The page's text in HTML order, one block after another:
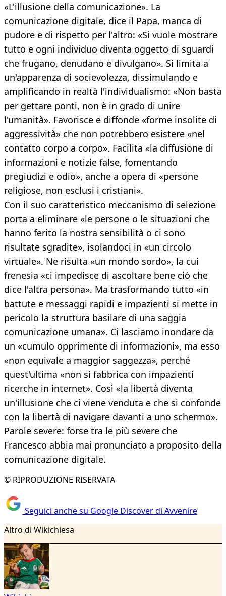
«L'illusione della comunicazione». La
comunicazione digitale, dice il Papa, manca di
pudore e di rispetto per l'altro: «Si vuole mostrare
tutto e ogni individuo diventa oggetto di sguardi
che frugano, denudano e divulgano». Si limita a
un'apparenza di socievolezza, dissimulando e
amplificando in realtà l'individualismo: «Non basta
per gettare ponti, non è in grado di unire
l'umanità». Favorisce e diffonde «forme insolite di
aggressività» che non potrebbero esistere «nel
contatto corpo a corpo». Facilita «la diffusione di
informazioni e notizie false, fomentando
pregiudizi e odio», anche a opera di «persone
religiose, non esclusi i cristiani».
Con il suo caratteristico meccanismo di selezione
porta a eliminare «le persone o le situazioni che
hanno ferito la nostra sensibilità o ci sono
risultate sgradite», isolandoci in «un circolo
virtuale». Ne risulta «un mondo sordo», la cui
frenesia «ci impedisce di ascoltare bene ciò che
dice l'altra persona». Ma trasformando tutto «in
battute e messaggi rapidi e impazienti si mette in
pericolo la struttura basilare di una saggia
comunicazione umana». Ci lasciamo inondare da
un «cumulo opprimente di informazioni», ma esso
«non equivale a maggior saggezza», perché
quest'ultima «non si fabbrica con impazienti
ricerche in internet». Così «la libertà diventa
un'illusione che ci viene venduta e che si confonde
con la libertà di navigare davanti a uno schermo».
Parole severe: forse tra le più severe che
Francesco abbia mai pronunciato a proposito della
comunicazione digitale.
© RIPRODUZIONE RISERVATA
Seguici anche su Google Discover di Avvenire
Altro di Wikichiesa